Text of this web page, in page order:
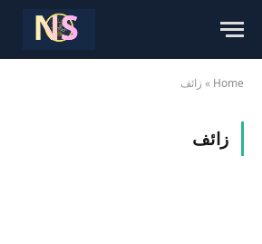
Home
» زائف
زائف